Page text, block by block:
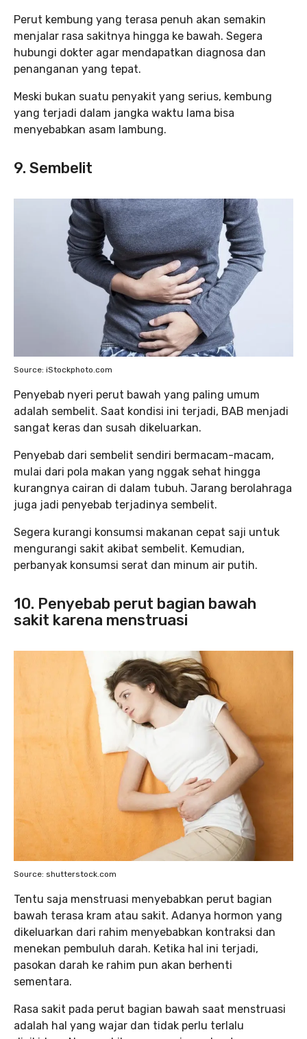
Perut kembung yang terasa penuh akan semakin
menjalar rasa sakitnya hingga ke bawah. Segera
hubungi dokter agar mendapatkan diagnosa dan
penanganan yang tepat.
Meski bukan suatu penyakit yang serius, kembung
yang terjadi dalam jangka waktu lama bisa
menyebabkan asam lambung.
9. Sembelit
Source: iStockphoto.com
Penyebab nyeri perut bawah yang paling umum
adalah sembelit. Saat kondisi ini terjadi, BAB menjadi
sangat keras dan susah dikeluarkan.
Penyebab dari sembelit sendiri bermacam-macam,
mulai dari pola makan yang nggak sehat hingga
kurangnya cairan di dalam tubuh. Jarang berolahraga
juga jadi penyebab terjadinya sembelit.
Segera kurangi konsumsi makanan cepat saji untuk
mengurangi sakit akibat sembelit. Kemudian,
perbanyak konsumsi serat dan minum air putih.
10. Penyebab perut bagian bawah
sakit karena menstruasi
Source: shutterstock.com
Tentu saja menstruasi menyebabkan perut bagian
bawah terasa kram atau sakit. Adanya hormon yang
dikeluarkan dari rahim menyebabkan kontraksi dan
menekan pembuluh darah. Ketika hal ini terjadi,
pasokan darah ke rahim pun akan berhenti
sementara.
Rasa sakit pada perut bagian bawah saat menstruasi
adalah hal yang wajar dan tidak perlu terlalu